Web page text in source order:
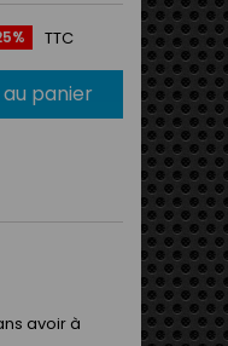
TTC
panier
avoir à